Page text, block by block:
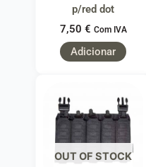
p/red dot
7,50 € Com IVA
Adicionar
OUT OF STOCK